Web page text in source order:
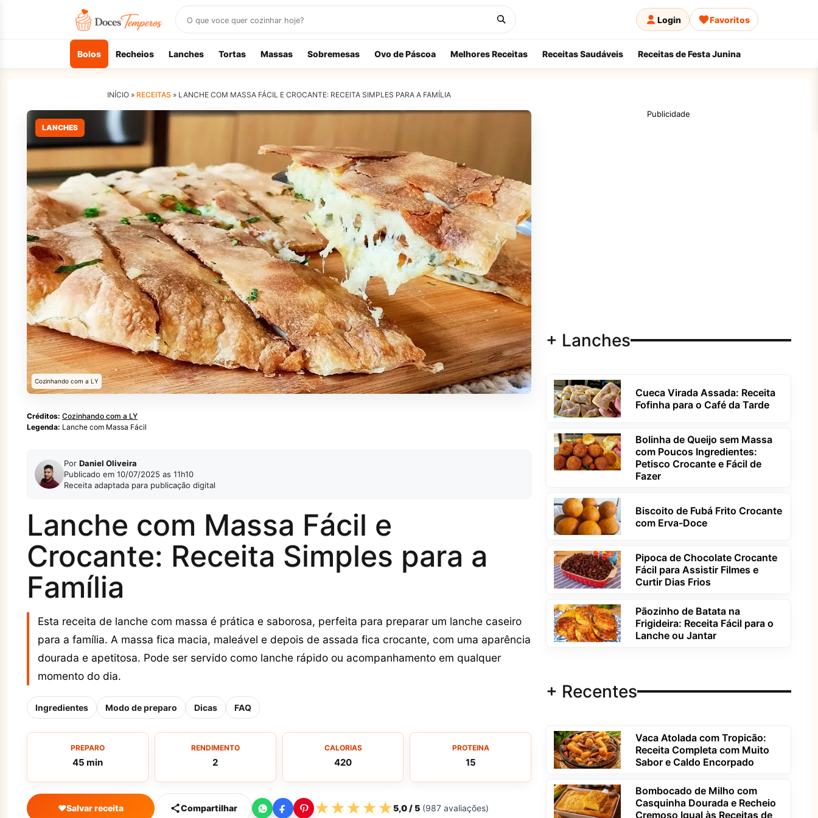
receitas
Login Favoritos
Bolos Recheios Lanches Tortas Massas Sobremesas Ovo de Páscoa Melhores Receitas Receitas Saudáveis Receitas de Festa Junina
INÍCIO » RECEITAS » LANCHE COM MASSA FÁCIL E CROCANTE: RECEITA SIMPLES PARA A FAMÍLIA
LANCHES
Cozinhando com a LY
Créditos: Cozinhando com a LY
Legenda: Lanche com Massa Fácil
Por Daniel Oliveira
Publicado em 10/07/2025 as 11h10
Receita adaptada para publicação digital
Lanche com Massa Fácil e
Crocante: Receita Simples para a
Família
Esta receita de lanche com massa é prática e saborosa, perfeita para preparar um lanche caseiro
para a família. A massa fica macia, maleável e depois de assada fica crocante, com uma aparência
dourada e apetitosa. Pode ser servido como lanche rápido ou acompanhamento em qualquer
momento do dia.
Ingredientes Modo de preparo Dicas FAQ
PREPARO
45 min
RENDIMENTO
2
CALORIAS
420
PROTEINA
15
♥Salvar receita Compartilhar ★★★★★5,0/ 5 (987 avaliações)
Publicidade
+ Lanches
Cueca Virada Assada: Receita
Fofinha para o Café da Tarde
Bolinha de Queijo sem Massa
com Poucos Ingredientes:
Petisco Crocante e Fácil de
Fazer
Biscoito de Fubá Frito Crocante
com Erva-Doce
Pipoca de Chocolate Crocante
Fácil para Assistir Filmes e
Curtir Dias Frios
Pãozinho de Batata na
Frigideira: Receita Fácil para o
Lanche ou Jantar
+ Recentes
Vaca Atolada com Tropicão:
Receita Completa com Muito
Sabor e Caldo Encorpado
Bombocado de Milho com
Casquinha Dourada e Recheio
Cremoso Igual às Receitas de